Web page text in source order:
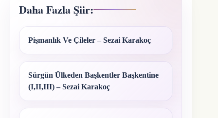
Daha Fazla Şiir:
Pişmanlık Ve Çileler – Sezai Karakoç
Sürgün Ülkeden Başkentler Başkentine
(I,II,III) – Sezai Karakoç